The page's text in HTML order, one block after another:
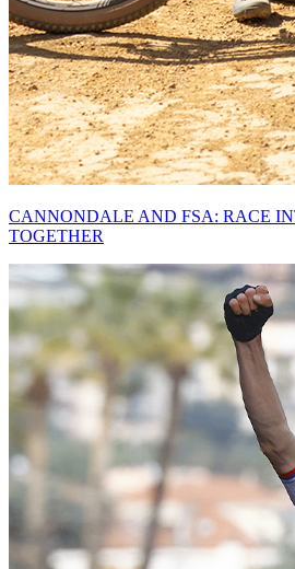
CANNONDALE AND FSA: RACE
TOGETHER